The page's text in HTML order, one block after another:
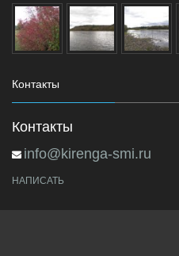
Контакты
Контакты
info@kirenga-smi.ru
НАПИСАТЬ